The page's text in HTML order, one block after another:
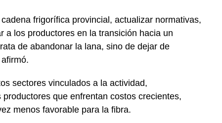
frigorífica provincial, actualizar normativas,
a los productores en la transición hacia un
de abandonar la lana, sino de dejar de
sectores vinculados a la actividad,
que enfrentan costos crecientes,
menos favorable para la fibra.